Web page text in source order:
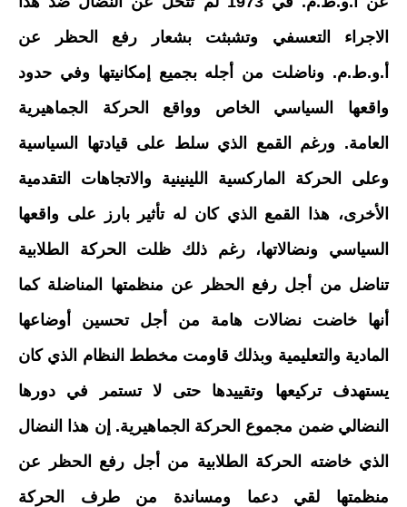
الاجراء التعسفي وتشبثت بشعار رفع الحظر عن
أ.و.ط.م. وناضلت من أجله بجميع إمكانيتها وفي حدود
واقعها السياسي الخاص وواقع الحركة الجماهيرية
العامة. ورغم القمع الذي سلط على قيادتها السياسية
وعلى الحركة الماركسية اللينينية والاتجاهات التقدمية
الأخرى، هذا القمع الذي كان له تأثير بارز على واقعها
السياسي ونضالاتها، رغم ذلك ظلت الحركة الطلابية
تناضل من أجل رفع الحظر عن منظمتها المناضلة كما
أنها خاضت نضالات هامة من أجل تحسين أوضاعها
المادية والتعليمية وبذلك قاومت مخطط النظام الذي كان
يستهدف تركيعها وتقييدها حتى لا تستمر في دورها
النضالي ضمن مجموع الحركة الجماهيرية. إن هذا النضال
الذي خاضته الحركة الطلابية من أجل رفع الحظر عن
منظمتها لقي دعما ومساندة من طرف الحركة